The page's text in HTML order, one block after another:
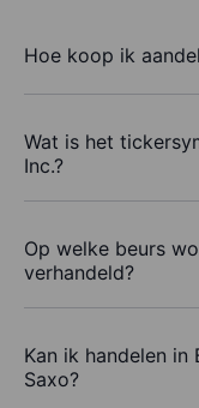
Hoe koop ik
Wat is het
Inc.?
Op welke beurs
verhandeld?
Kan ik handelen
Saxo?